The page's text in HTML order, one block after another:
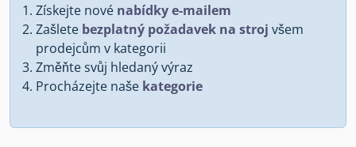
Získejte nové nabídky e-mailem
Zašlete bezplatný požadavek na stroj všem
prodejcům v kategorii
Změňte svůj hledaný výraz
Procházejte naše kategorie